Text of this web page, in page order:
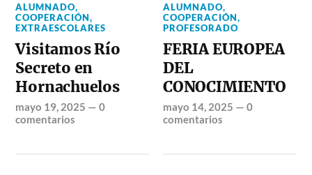
ALUMNADO,
COOPERACIÓN,
EXTRAESCOLARES
Visitamos Río
Secreto en
Hornachuelos
mayo 19, 2025 —0
comentarios
ALUMNADO,
COOPERACIÓN,
PROFESORADO
FERIA EUROPEA
DEL
CONOCIMIENTO
mayo 14, 2025 —0
comentarios